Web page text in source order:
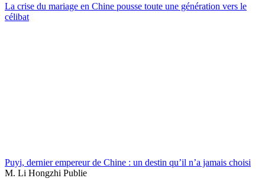
La crise du mariage en Chine pousse toute une génération vers le
célibat
Puyi, dernier empereur de Chine : un destin qu’il n’a jamais choisi
M. Li Hongzhi Publie